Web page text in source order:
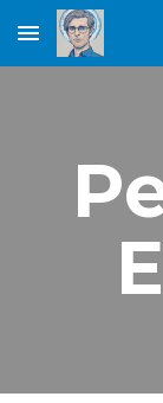
Skip to main